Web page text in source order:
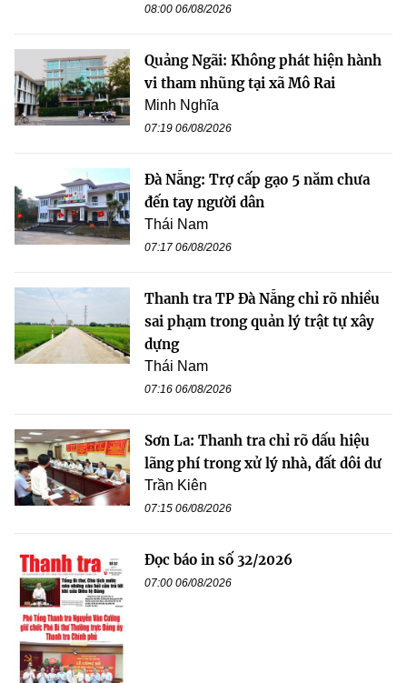
08:00 06/08/2026
Quảng Ngãi: Không phát hiện hành
vi tham nhũng tại xã Mô Rai
Minh Nghĩa
07:19 06/08/2026
Đà Nẵng: Trợ cấp gạo 5 năm chưa
đến tay người dân
Thái Nam
07:17 06/08/2026
Thanh tra TP Đà Nẵng chỉ rõ nhiều
sai phạm trong quản lý trật tự xây
dựng
Thái Nam
07:16 06/08/2026
Sơn La: Thanh tra chỉ rõ dấu hiệu
lãng phí trong xử lý nhà, đất dôi dư
Trần Kiên
07:15 06/08/2026
Đọc báo in số 32/2026
07:00 06/08/2026